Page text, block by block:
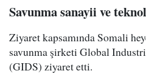
Savunma sanayii ve
Ziyaret kapsamında Somali
savunma şirketi Global
(GIDS) ziyaret etti.